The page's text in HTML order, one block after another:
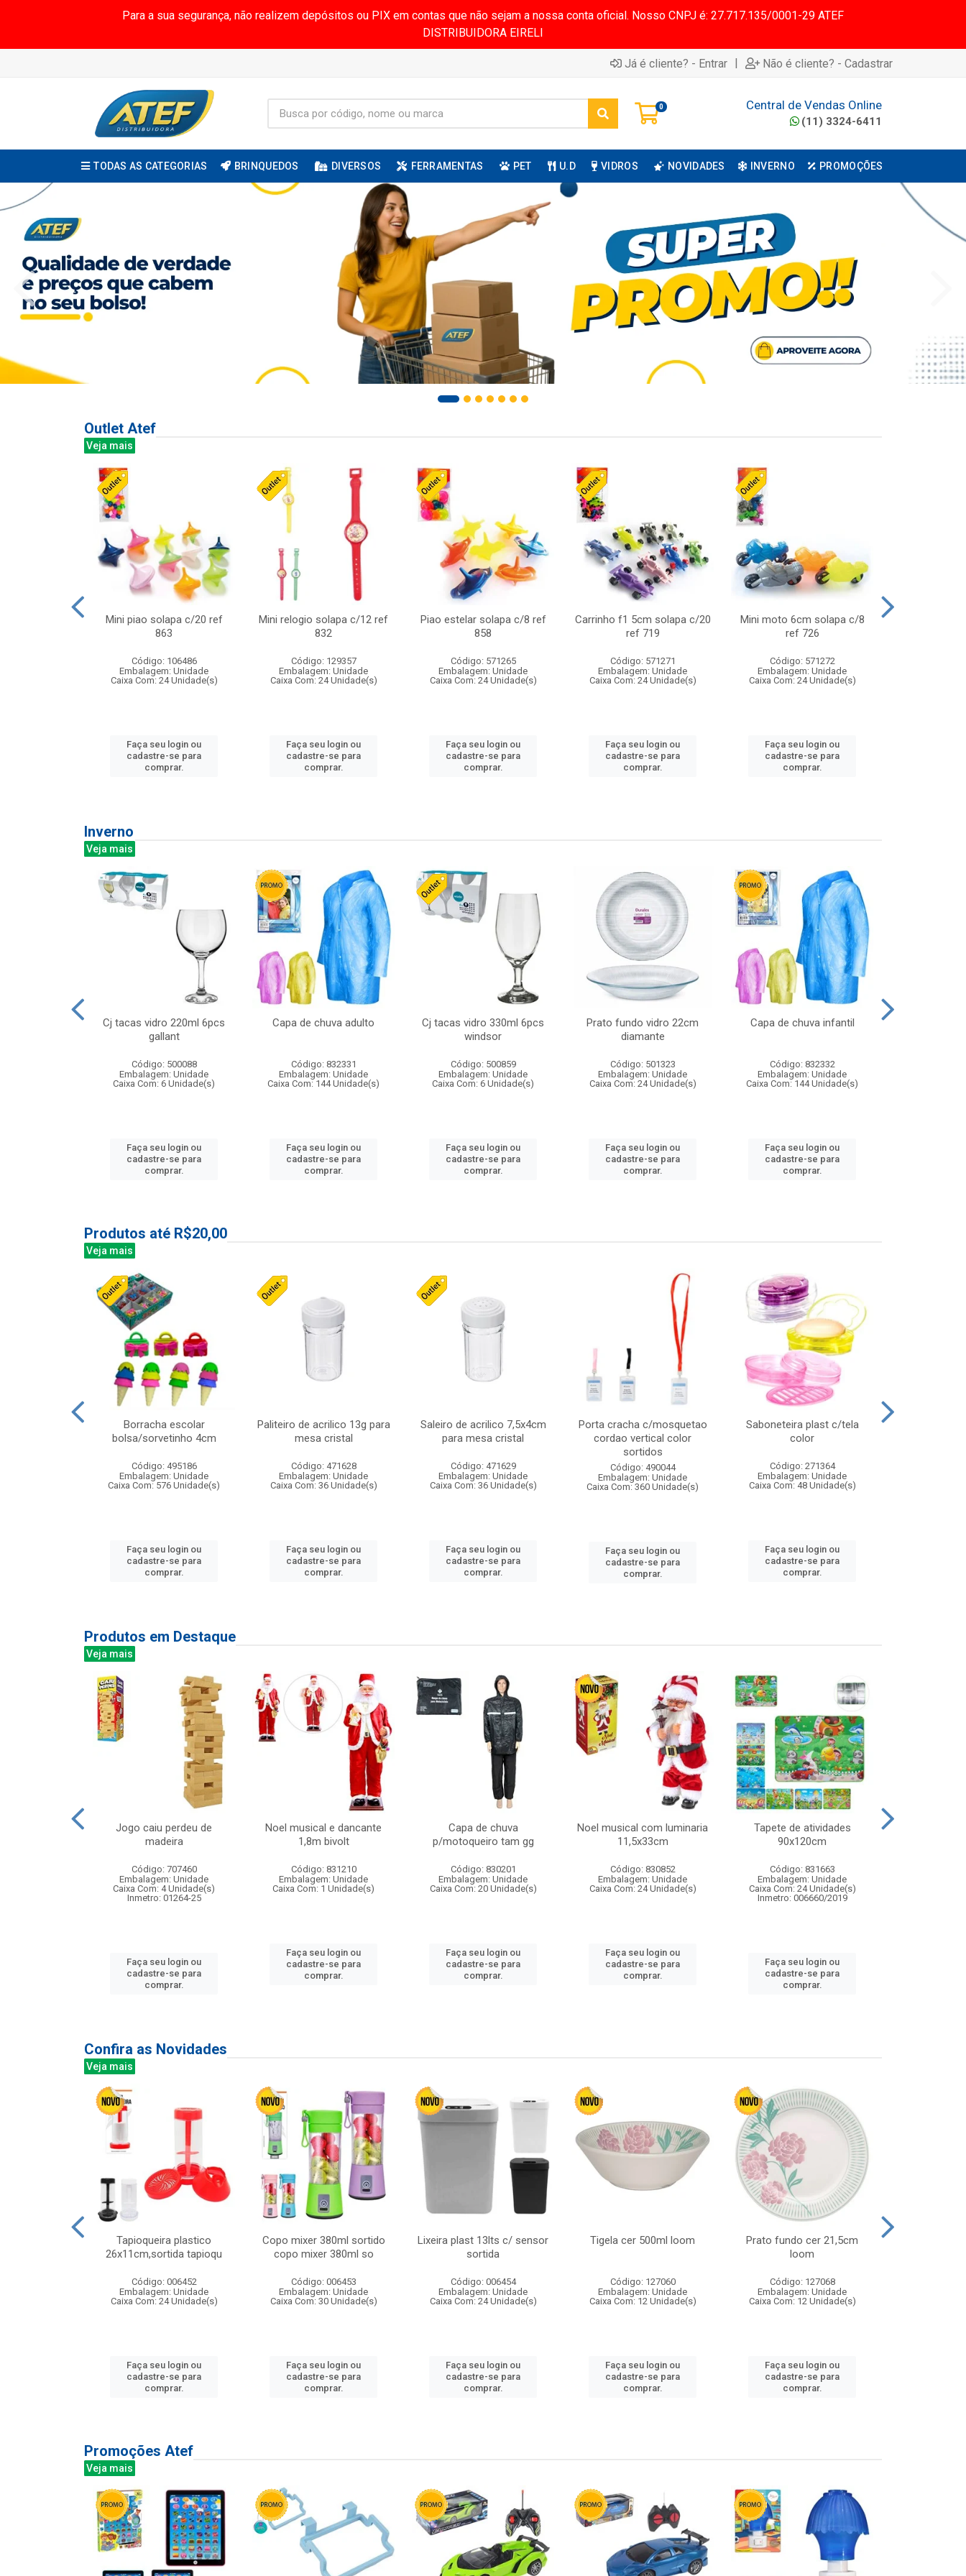
Para a sua segurança, não realizem depósitos ou PIX em contas que não sejam a nossa conta oficial. Nosso CNPJ é: 27.717.135/0001-29 ATEF
DISTRIBUIDORA EIRELI
Já é cliente? - Entrar | Não é cliente? - Cadastrar
0 Central de Vendas Online
(11) 3324-6411
TODAS AS CATEGORIAS BRINQUEDOS DIVERSOS FERRAMENTAS PET U.D VIDROS NOVIDADES INVERNO PROMOÇÕES
Outlet Atef
Veja mais
Mini piao solapa c/20 ref
863
Código: 106486
Embalagem: Unidade
Caixa Com: 24 Unidade(s)
Faça seu login ou
cadastre-se para
comprar.
Mini relogio solapa c/12 ref
832
Código: 129357
Embalagem: Unidade
Caixa Com: 24 Unidade(s)
Faça seu login ou
cadastre-se para
comprar.
Piao estelar solapa c/8 ref
858
Código: 571265
Embalagem: Unidade
Caixa Com: 24 Unidade(s)
Faça seu login ou
cadastre-se para
comprar.
Carrinho f1 5cm solapa c/20
ref 719
Código: 571271
Embalagem: Unidade
Caixa Com: 24 Unidade(s)
Faça seu login ou
cadastre-se para
comprar.
Mini moto 6cm solapa c/8
ref 726
Código: 571272
Embalagem: Unidade
Caixa Com: 24 Unidade(s)
Faça seu login ou
cadastre-se para
comprar.
Inverno
Veja mais
Cj tacas vidro 220ml 6pcs
gallant
Código: 500088
Embalagem: Unidade
Caixa Com: 6 Unidade(s)
Faça seu login ou
cadastre-se para
comprar.
Capa de chuva adulto
Código: 832331
Embalagem: Unidade
Caixa Com: 144 Unidade(s)
Faça seu login ou
cadastre-se para
comprar.
Cj tacas vidro 330ml 6pcs
windsor
Código: 500859
Embalagem: Unidade
Caixa Com: 6 Unidade(s)
Faça seu login ou
cadastre-se para
comprar.
Prato fundo vidro 22cm
diamante
Código: 501323
Embalagem: Unidade
Caixa Com: 24 Unidade(s)
Faça seu login ou
cadastre-se para
comprar.
Capa de chuva infantil
Código: 832332
Embalagem: Unidade
Caixa Com: 144 Unidade(s)
Faça seu login ou
cadastre-se para
comprar.
Produtos até R$20,00
Veja mais
Borracha escolar
bolsa/sorvetinho 4cm
Código: 495186
Embalagem: Unidade
Caixa Com: 576 Unidade(s)
Faça seu login ou
cadastre-se para
comprar.
Paliteiro de acrilico 13g para
mesa cristal
Código: 471628
Embalagem: Unidade
Caixa Com: 36 Unidade(s)
Faça seu login ou
cadastre-se para
comprar.
Saleiro de acrilico 7,5x4cm
para mesa cristal
Código: 471629
Embalagem: Unidade
Caixa Com: 36 Unidade(s)
Faça seu login ou
cadastre-se para
comprar.
Porta cracha c/mosquetao
cordao vertical color
sortidos
Código: 490044
Embalagem: Unidade
Caixa Com: 360 Unidade(s)
Faça seu login ou
cadastre-se para
comprar.
Saboneteira plast c/tela
color
Código: 271364
Embalagem: Unidade
Caixa Com: 48 Unidade(s)
Faça seu login ou
cadastre-se para
comprar.
Produtos em Destaque
Veja mais
Jogo caiu perdeu de
madeira
Código: 707460
Embalagem: Unidade
Caixa Com: 4 Unidade(s)
Inmetro: 01264-25
Faça seu login ou
cadastre-se para
comprar.
Noel musical e dancante
1,8m bivolt
Código: 831210
Embalagem: Unidade
Caixa Com: 1 Unidade(s)
Faça seu login ou
cadastre-se para
comprar.
Capa de chuva
p/motoqueiro tam gg
Código: 830201
Embalagem: Unidade
Caixa Com: 20 Unidade(s)
Faça seu login ou
cadastre-se para
comprar.
Noel musical com luminaria
11,5x33cm
Código: 830852
Embalagem: Unidade
Caixa Com: 24 Unidade(s)
Faça seu login ou
cadastre-se para
comprar.
Tapete de atividades
90x120cm
Código: 831663
Embalagem: Unidade
Caixa Com: 24 Unidade(s)
Inmetro: 006660/2019
Faça seu login ou
cadastre-se para
comprar.
Confira as Novidades
Veja mais
Tapioqueira plastico
26x11cm,sortida tapioqu
Código: 006452
Embalagem: Unidade
Caixa Com: 24 Unidade(s)
Faça seu login ou
cadastre-se para
comprar.
Copo mixer 380ml sortido
copo mixer 380ml so
Código: 006453
Embalagem: Unidade
Caixa Com: 30 Unidade(s)
Faça seu login ou
cadastre-se para
comprar.
Lixeira plast 13lts c/ sensor
sortida
Código: 006454
Embalagem: Unidade
Caixa Com: 24 Unidade(s)
Faça seu login ou
cadastre-se para
comprar.
Tigela cer 500ml loom
Código: 127060
Embalagem: Unidade
Caixa Com: 12 Unidade(s)
Faça seu login ou
cadastre-se para
comprar.
Prato fundo cer 21,5cm
loom
Código: 127068
Embalagem: Unidade
Caixa Com: 12 Unidade(s)
Faça seu login ou
cadastre-se para
comprar.
Promoções Atef
Veja mais